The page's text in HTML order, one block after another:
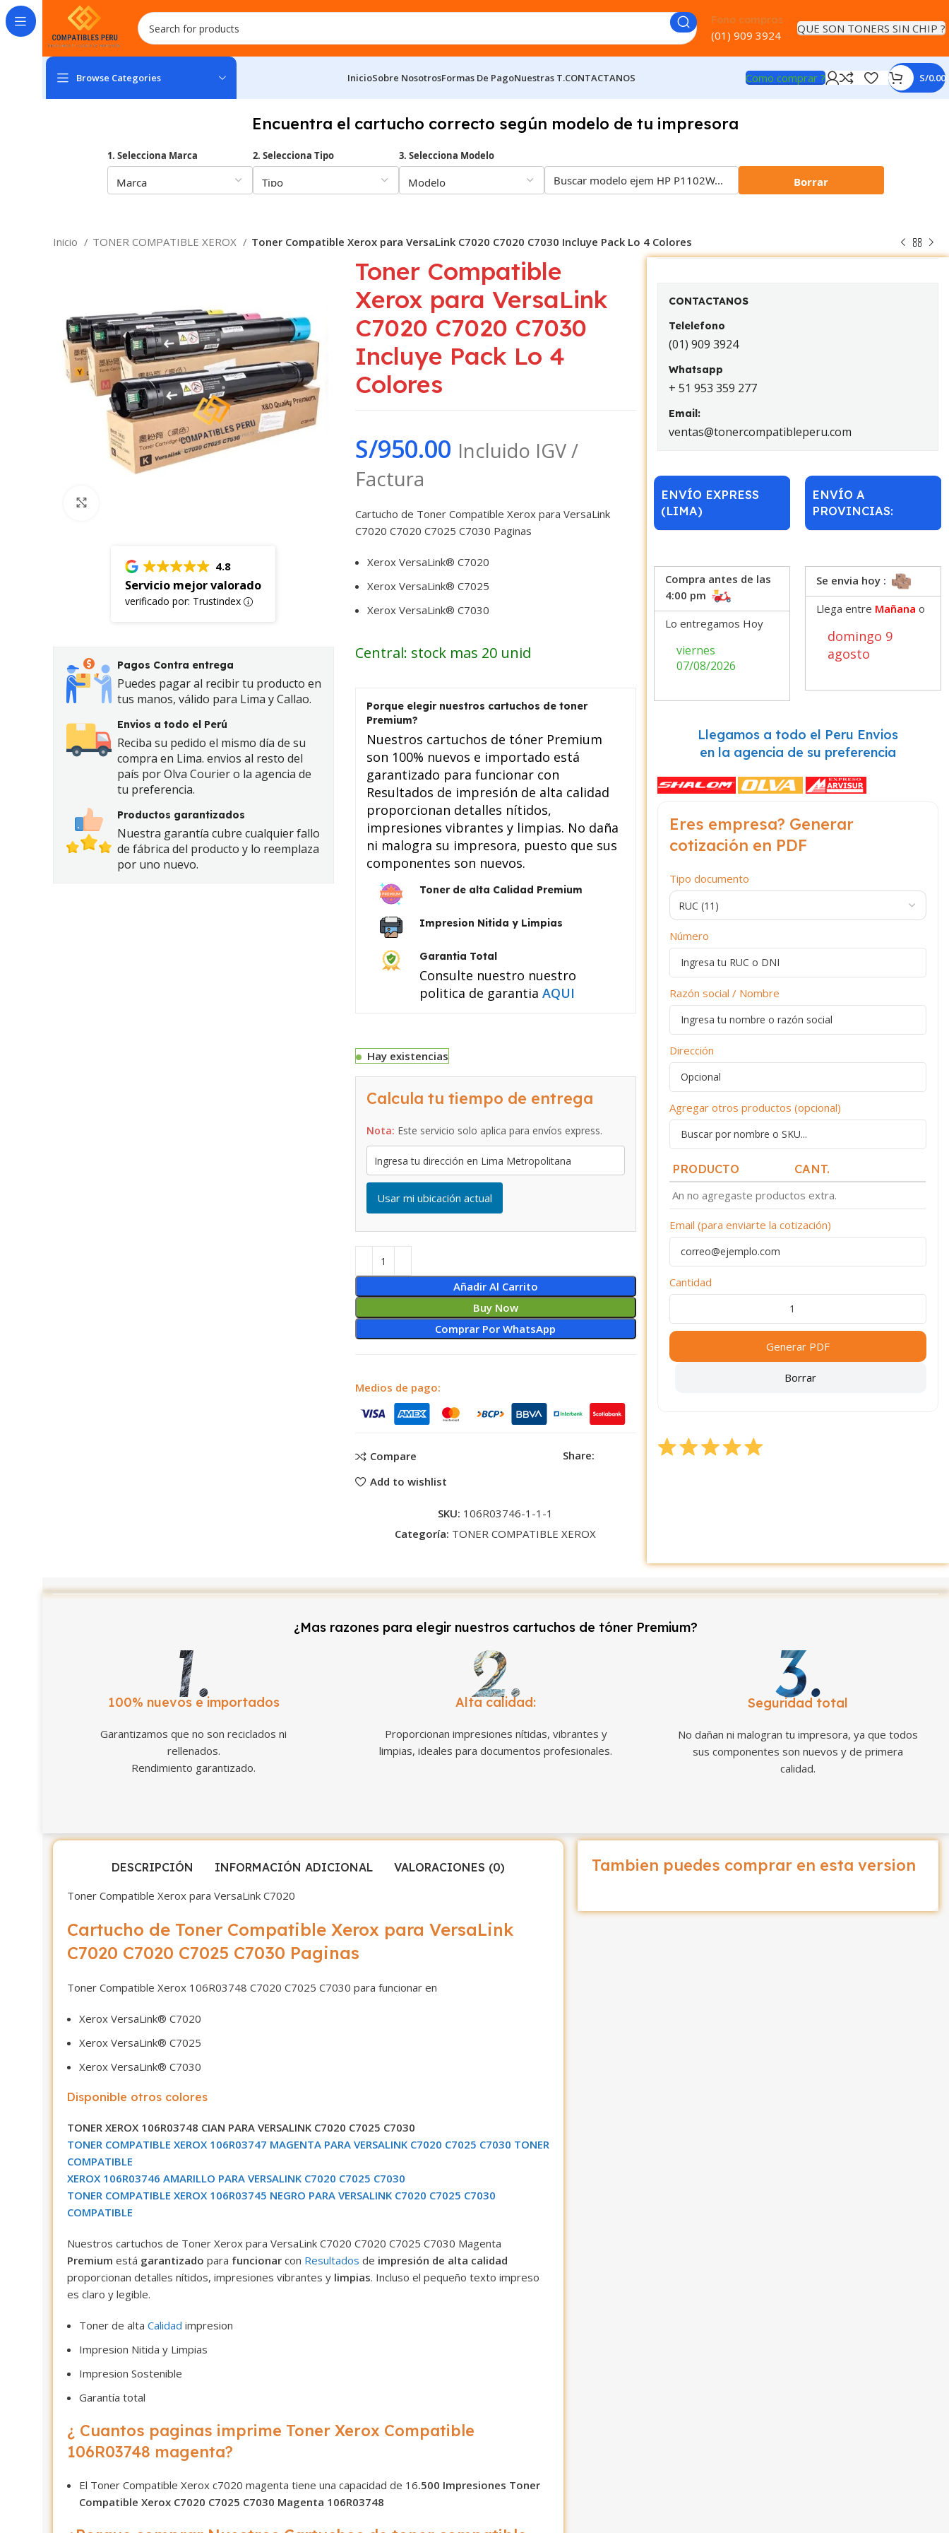
Fono compras
(01) 909 3924 QUE SON TONERS SIN CHIP ?
Browse Categories InicioSobre NosotrosFormas De PagoNuestras T.CONTACTANOS Como comprar ? S/0.00
Encuentra el cartucho correcto según modelo de tu impresora
1. Selecciona Marca 2. Selecciona Tipo 3. Selecciona Modelo
Borrar
Inicio TONER COMPATIBLE XEROX Toner Compatible Xerox para VersaLink C7020 C7020 C7030 Incluye Pack Lo 4 Colores
4.8
Servicio mejor valorado
verificado por: Trustindex
Pagos Contra entrega
Puedes pagar al recibir tu producto en
tus manos, válido para Lima y Callao.
Envios a todo el Perú
Reciba su pedido el mismo día de su
compra en Lima. envios al resto del
país por Olva Courier o la agencia de
tu preferencia.
Productos garantizados
Nuestra garantía cubre cualquier fallo
de fábrica del producto y lo reemplaza
por uno nuevo.
Toner Compatible
Xerox para VersaLink
C7020 C7020 C7030
Incluye Pack Lo 4
Colores
S/950.00 Incluido IGV /
Factura
Cartucho de Toner Compatible Xerox para VersaLink
C7020 C7020 C7025 C7030 Paginas
Xerox VersaLink® C7020
Xerox VersaLink® C7025
Xerox VersaLink® C7030
Central: stock mas 20 unid
Porque elegir nuestros cartuchos de toner
Premium?
Nuestros cartuchos de tóner Premium
son 100% nuevos e importado está
garantizado para funcionar con
Resultados de impresión de alta calidad
proporcionan detalles nítidos,
impresiones vibrantes y limpias. No daña
ni malogra su impresora, puesto que sus
componentes son nuevos.
Toner de alta Calidad Premium
Impresion Nitida y Limpias
Garantia Total
Consulte nuestro nuestro
politica de garantia AQUI
Hay existencias
Calcula tu tiempo de entrega
Nota: Este servicio solo aplica para envíos express.
Usar mi ubicación actual
Añadir Al Carrito
Buy Now
Comprar Por WhatsApp
Medios de pago:
Compare
Add to wishlist
Share:
SKU: 106R03746-1-1-1
Categoría: TONER COMPATIBLE XEROX
CONTACTANOS
Telelefono
(01) 909 3924
Whatsapp
+ 51 953 359 277
Email:
ventas@tonercompatibleperu.com
ENVÍO EXPRESS
(LIMA)
Compra antes de las
4:00 pm
Lo entregamos Hoy
viernes
07/08/2026
ENVÍO A
PROVINCIAS:
Se envia hoy :
Llega entre Mañana o
domingo 9
agosto
Llegamos a todo el Peru Envios
en la agencia de su preferencia
Eres empresa? Generar
cotización en PDF
Tipo documento
Número
Razón social / Nombre
Dirección
Agregar otros productos (opcional)
PRODUCTO CANT.
An no agregaste productos extra.
Email (para enviarte la cotización)
Cantidad
Generar PDF
Borrar
¿Mas razones para elegir nuestros cartuchos de tóner Premium?
100% nuevos e importados
Garantizamos que no son reciclados ni
rellenados.
Rendimiento garantizado.
Alta calidad:
Proporcionan impresiones nítidas, vibrantes y
limpias, ideales para documentos profesionales.
Seguridad total
No dañan ni malogran tu impresora, ya que todos
sus componentes son nuevos y de primera
calidad.
DESCRIPCIÓN INFORMACIÓN ADICIONAL
VALORACIONES (0)
Toner Compatible Xerox para VersaLink C7020
Cartucho de Toner Compatible Xerox para VersaLink
C7020 C7020 C7025 C7030 Paginas
Toner Compatible Xerox 106R03748 C7020 C7025 C7030 para funcionar en
Xerox VersaLink® C7020
Xerox VersaLink® C7025
Xerox VersaLink® C7030
Disponible otros colores
TONER XEROX 106R03748 CIAN PARA VERSALINK C7020 C7025 C7030
TONER COMPATIBLE XEROX 106R03747 MAGENTA PARA VERSALINK C7020 C7025 C7030 TONER
COMPATIBLE
XEROX 106R03746 AMARILLO PARA VERSALINK C7020 C7025 C7030
TONER COMPATIBLE XEROX 106R03745 NEGRO PARA VERSALINK C7020 C7025 C7030
COMPATIBLE
Nuestros cartuchos de Toner Xerox para VersaLink C7020 C7020 C7025 C7030 Magenta
Premium está garantizado para funcionar con Resultados de impresión de alta calidad
proporcionan detalles nítidos, impresiones vibrantes y limpias. Incluso el pequeño texto impreso
es claro y legible.
Toner de alta Calidad impresion
Impresion Nitida y Limpias
Impresion Sostenible
Garantía total
¿ Cuantos paginas imprime Toner Xerox Compatible
106R03748 magenta?
El Toner Compatible Xerox c7020 magenta tiene una capacidad de 16.500 Impresiones Toner
Compatible Xerox C7020 C7025 C7030 Magenta 106R03748
Tambien puedes comprar en esta version